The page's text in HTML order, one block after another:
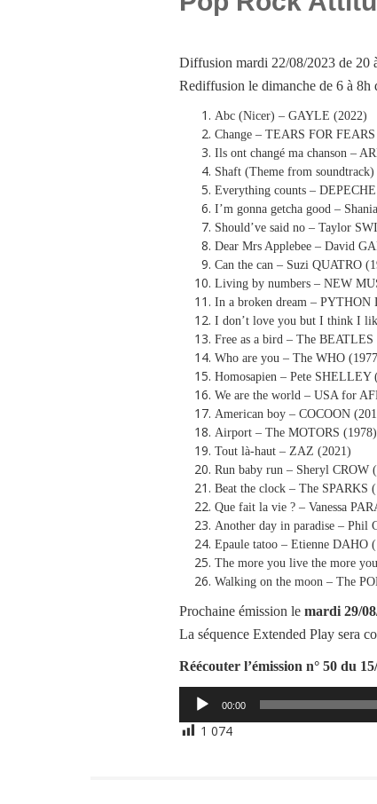
Diffusion mardi 22/08/2023 de 20
Rediffusion le dimanche de 6 à 8h
Abc (Nicer) – GAYLE (2022)
Change – TEARS FOR
Ils ont changé ma chanson –
Shaft (Theme from
Everything counts –
I’m gonna getcha good –
Should’ve said no – Taylor
Dear Mrs Applebee – David
Can the can – Suzi QUATRO
Living by numbers – NEW
In a broken dream – PYTHON
I don’t love you but I think I
Free as a bird – The BEATLES
Who are you – The WHO
Homosapien – Pete SHELLEY
We are the world – USA for
American boy – COCOON
Airport – The MOTORS (1978)
Tout là-haut – ZAZ (2021)
Run baby run – Sheryl CROW
Beat the clock – The SPARKS
Que fait la vie ? – Vanessa
Another day in paradise – Phil
Epaule tatoo – Etienne DAHO
The more you live the more
Walking on the moon – The
Prochaine émission le mardi 29/
La séquence Extended Play sera
Réécouter l’émission n° 50 du
Lecteur
audio
00:00
1 074